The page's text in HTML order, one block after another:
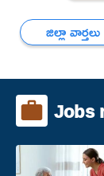
జిల్లా వార్తలు
Jobs